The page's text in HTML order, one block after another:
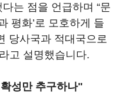
는 점을 언급하며 “문
평화’로 모호하게 들
당사국과 적대국으로
고 설명했습니다.
성만 추구하나"